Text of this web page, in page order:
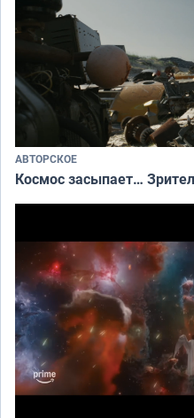
АВТОРСКОЕ
Космос засыпает…